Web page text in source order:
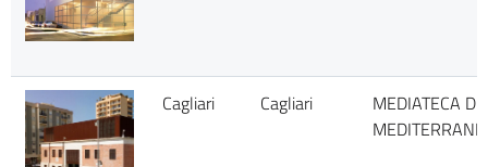
Cagliari Cagliari
MEDIATECA